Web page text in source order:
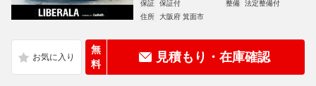
保証
保証付 整備
法定整備付
住所
大阪府 箕面市
無
料
見積もり・在庫確認